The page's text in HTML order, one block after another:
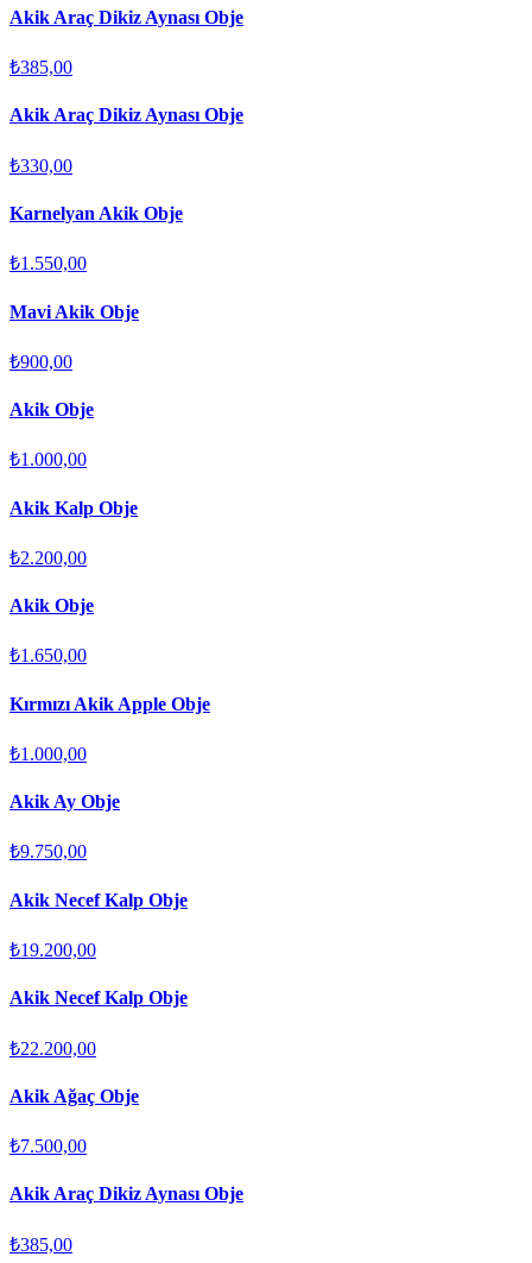
Akik Araç Dikiz Aynası Obje
₺385,00
Akik Araç Dikiz Aynası Obje
₺330,00
Karnelyan Akik Obje
₺1.550,00
Mavi Akik Obje
₺900,00
Akik Obje
₺1.000,00
Akik Kalp Obje
₺2.200,00
Akik Obje
₺1.650,00
Kırmızı Akik Apple Obje
₺1.000,00
Akik Ay Obje
₺9.750,00
Akik Necef Kalp Obje
₺19.200,00
Akik Necef Kalp Obje
₺22.200,00
Akik Ağaç Obje
₺7.500,00
Akik Araç Dikiz Aynası Obje
₺385,00